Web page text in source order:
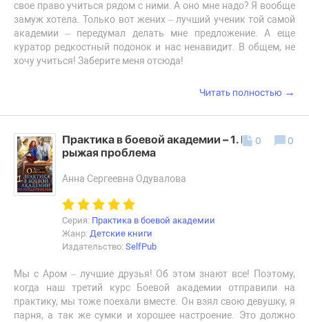
свое право учиться рядом с ними. А оно мне надо? Я вообще
замуж хотела. Только вот жених – лучший ученик той самой
академии – передумал делать мне предложение. А еще
куратор редкостный подонок и нас ненавидит. В общем, не
хочу учиться! Заберите меня отсюда!
Читать полностью →
Практика в боевой академии – 1. Его
рыжая проблема
Анна Сергеевна Одувалова
Серия: Практика в боевой академии
Жанр: Детские книги
Издательство: SelfPub
Мы с Аром – лучшие друзья! Об этом знают все! Поэтому,
когда наш третий курс Боевой академии отправили на
практику, мы тоже поехали вместе. Он взял свою девушку, я
парня, а так же сумки и хорошее настроение. Это должно
0 0